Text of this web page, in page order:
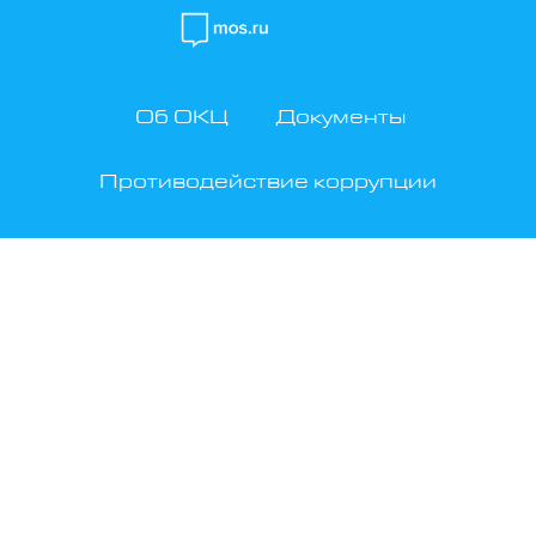
← К списку направлений
Об ОКЦ Документы
Противодействие коррупции